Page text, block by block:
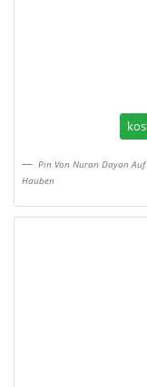
Pin Von Nuran Dayan
Hauben